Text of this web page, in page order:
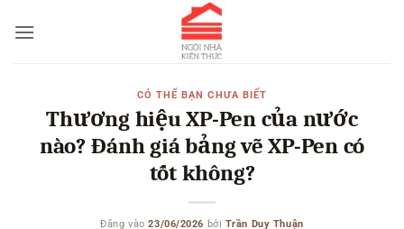
qua
CÓ THỂ BẠN CHƯA BIẾT
Thương hiệu XP-Pen của nước
nào? Đánh giá bảng vẽ XP-Pen có
tốt không?
Đăng vào23/06/2026 bởi Trần Duy Thuận